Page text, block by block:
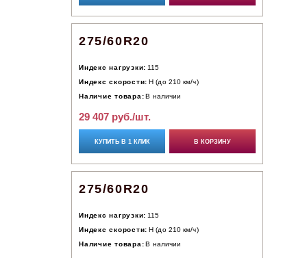
275/60R20
Индекс нагрузки: 115
Индекс скорости: H (до 210 км/ч)
Наличие товара: В наличии
29 407 руб./шт.
КУПИТЬ В 1 КЛИК В КОРЗИНУ
275/60R20
Индекс нагрузки: 115
Индекс скорости: H (до 210 км/ч)
Наличие товара: В наличии